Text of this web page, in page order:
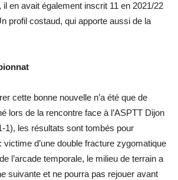
il en avait également inscrit 11 en 2021/22
profil costaud, qui apporte aussi de la
cette bonne nouvelle n’a été que de
lors de la rencontre face à l’ASPTT Dijon
1), les résultats sont tombés pour
d’une double fracture zygomatique
l’arcade temporale, le milieu de terrain a
suivante et ne pourra pas rejouer avant